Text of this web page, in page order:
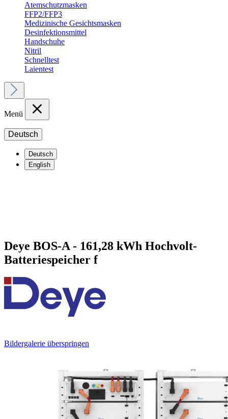
Atemschutzmasken
FFP2/FFP3
Medizinische Gesichtsmasken
Desinfektionsmittel
Handschuhe
Nitril
Schnelltest
Laientest
Menü
Deutsch
Deutsch
English
Deye BOS-A - 161,28 kWh Hochvolt-
Batteriespeicher f
Bildergalerie überspringen